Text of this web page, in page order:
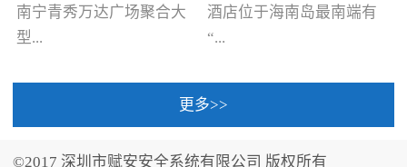
南宁青秀万达广场聚合大
型...
酒店位于海南岛最南端有
“...
中国的海岛天堂”之美称的
更多>>
©2017 深圳市赋安安全系统有限公司 版权所有